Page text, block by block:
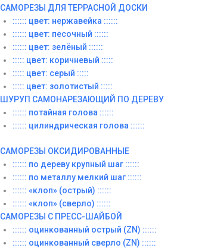
САМОРЕЗЫ ДЛЯ ТЕРРАСНОЙ ДОСКИ
:::::: цвет: нержавейка ::::::
:::::: цвет: песочный ::::::
:::::: цвет: зелёный ::::::
::::: цвет: коричневый :::::
::::: цвет: серый :::::
::::: цвет: золотистый :::::
ШУРУП САМОНАРЕЗАЮЩИЙ ПО ДЕРЕВУ
:::::: потайная голова ::::::
:::::: цилиндрическая голова ::::::
САМОРЕЗЫ ОКСИДИРОВАННЫЕ
:::::: по дереву крупный шаг ::::::
:::::: по металлу мелкий шаг ::::::
:::::: «клоп» (острый) ::::::
:::::: «клоп» (сверло) ::::::
САМОРЕЗЫ С ПРЕСС-ШАЙБОЙ
:::::: оцинкованный острый (ZN) ::::::
:::::: оцинкованный сверло (ZN) ::::::